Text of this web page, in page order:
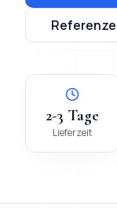
2-3 Tage
Lieferzeit